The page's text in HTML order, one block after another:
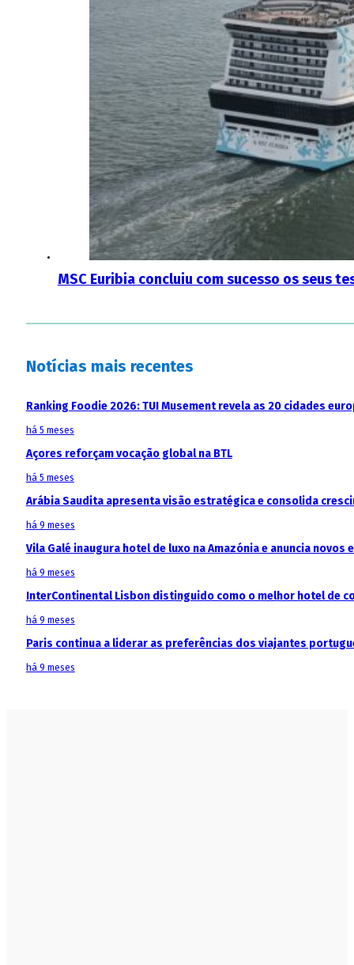
MSC Euribia concluiu com sucesso os seus
Notícias mais recentes
Ranking Foodie 2026: TUI Musement revela as 20 cidades
há 5 meses
Açores reforçam vocação global na BTL
há 5 meses
Arábia Saudita apresenta visão estratégica e consolida
há 9 meses
Vila Galé inaugura hotel de luxo na Amazónia e anuncia
há 9 meses
InterContinental Lisbon distinguido como o melhor hotel de
há 9 meses
Paris continua a liderar as preferências dos viajantes
há 9 meses